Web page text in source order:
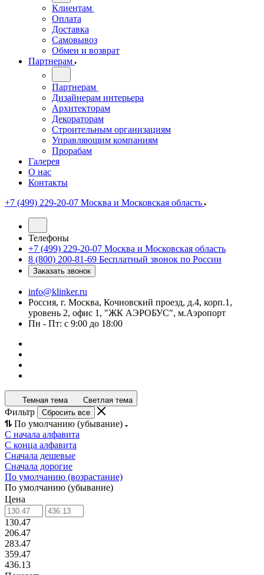
Клиентам
Оплата
Доставка
Самовывоз
Обмен и возврат
Партнерам
Партнерам
Дизайнерам интерьера
Архитекторам
Декораторам
Строительным организациям
Управляющим компаниям
Прорабам
Галерея
О нас
Контакты
+7 (499) 229-20-07 Москва и Московская область
Телефоны
+7 (499) 229-20-07 Москва и Московская область
8 (800) 200-81-69 Бесплатный звонок по России
Заказать звонок
info@klinker.ru
Россия, г. Москва, Кочновский проезд, д.4, корп.1,
уровень 2, офис 1, "ЖК АЭРОБУС", м.Аэропорт
Пн - Пт: с 9:00 до 18:00
Темная тема Светлая тема
Фильтр Сбросить все
По умолчанию (убывание)
С начала алфавита
С конца алфавита
Сначала дешевые
Сначала дорогие
По умолчанию (возрастание)
По умолчанию (убывание)
Цена
130.47
206.47
283.47
359.47
436.13